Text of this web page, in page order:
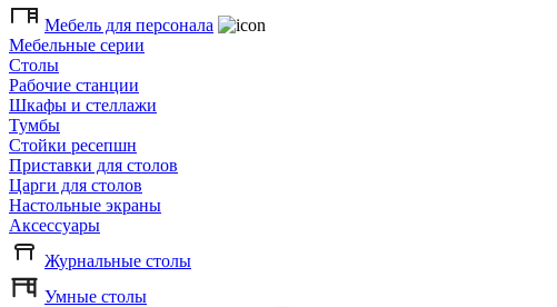
Мебель для персонала
Мебельные серии
Столы
Рабочие станции
Шкафы и стеллажи
Тумбы
Стойки ресепшн
Приставки для столов
Царги для столов
Настольные экраны
Аксессуары
Журнальные столы
Умные столы